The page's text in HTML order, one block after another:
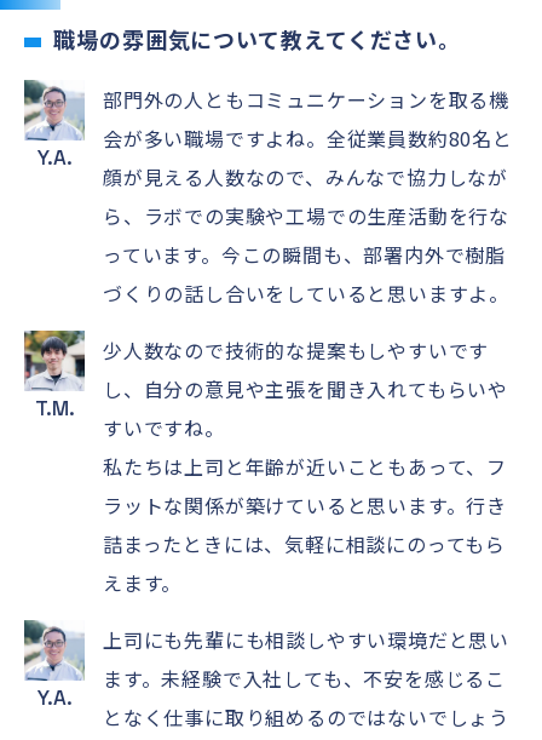
職場の雰囲気について教えてください。
Y.A.
部門外の人ともコミュニケーションを取る機
会が多い職場ですよね。全従業員数約80名と
顔が見える人数なので、みんなで協力しなが
ら、ラボでの実験や工場での生産活動を行な
っています。今この瞬間も、部署内外で樹脂
づくりの話し合いをしていると思いますよ。
T.M.
少人数なので技術的な提案もしやすいです
し、自分の意見や主張を聞き入れてもらいや
すいですね。
私たちは上司と年齢が近いこともあって、フ
ラットな関係が築けていると思います。行き
詰まったときには、気軽に相談にのってもら
えます。
Y.A.
上司にも先輩にも相談しやすい環境だと思い
ます。未経験で入社しても、不安を感じるこ
となく仕事に取り組めるのではないでしょう